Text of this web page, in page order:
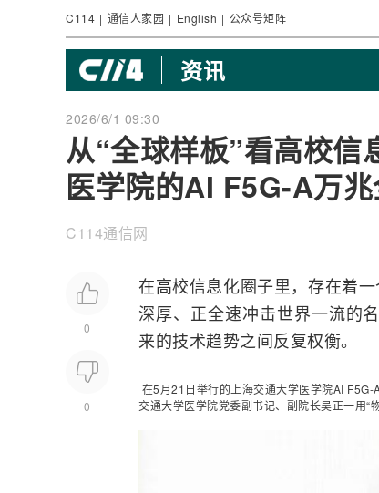
C114 | 通信人家园 | English | 公众号矩阵
资讯
2026/6/1 09:30
从“全球样板”看高校
医学院的AI F5G-A万
C114通信网
0
0
在高校信息化圈子里，存在着
深厚、正全速冲击世界一流的
来的技术趋势之间反复权衡。
在5月21日举行的上海交通大学医学院AI F5G-
交通大学医学院党委副书记、副院长吴正一用“